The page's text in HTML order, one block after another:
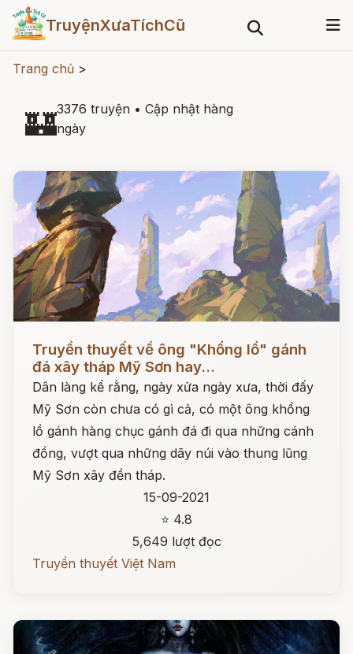
TruyệnXưaTíchCũ
Trang chủ >
🏰3376 truyện • Cập nhật hàng
ngày
Đọc ngay
Truyền thuyết về ông "Khổng lồ" gánh
đá xây tháp Mỹ Sơn hay...
Dân làng kể rằng, ngày xửa ngày xưa, thời đấy
Mỹ Sơn còn chưa có gì cả, có một ông khổng
lồ gánh hàng chục gánh đá đi qua những cánh
đồng, vượt qua những dãy núi vào thung lũng
Mỹ Sơn xây đền tháp.
15-09-2021
⭐ 4.8
5,649 lượt đọc
Truyền thuyết Việt Nam